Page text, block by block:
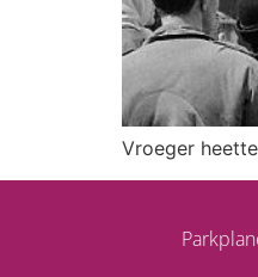
Vroeger